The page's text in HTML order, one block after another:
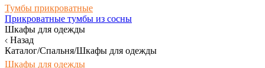
Тумбы прикроватные
Прикроватные тумбы из сосны
Шкафы для одежды
Назад
Каталог/Спальня/Шкафы для одежды
Шкафы для одежды